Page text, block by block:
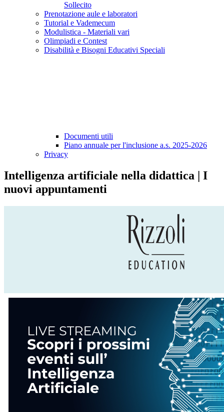
Sollecito
Prenotazione aule e laboratori
Tutorial e Vademecum
Modulistica - Materiali vari
Olimpiadi e Contest
Disabilità e Bisogni Educativi Speciali
Documenti utili
Piano annuale per l'inclusione a.s. 2025-2026
Privacy
Intelligenza artificiale nella didattica | I
nuovi appuntamenti